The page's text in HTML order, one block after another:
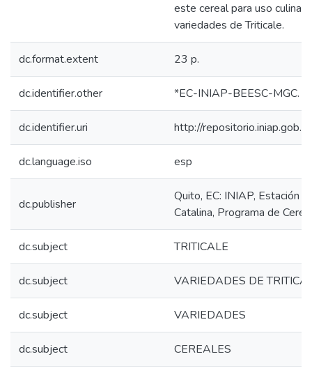
este cereal para uso
variedades de Triticale.
dc.format.extent 23 p.
dc.identifier.other *EC-INIAP-BEESC-MGC.
dc.identifier.uri http://
dc.language.iso esp
dc.publisher
Quito, EC: INIAP, Estación
Catalina, Programa de
dc.subject TRITICALE
dc.subject VARIEDADES DE
dc.subject VARIEDADES
dc.subject CEREALES